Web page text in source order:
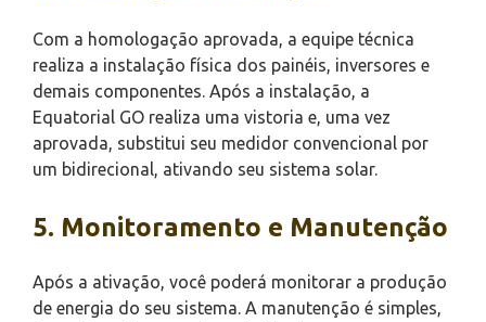
Com a homologação aprovada, a equipe técnica
realiza a instalação física dos painéis, inversores e
demais componentes. Após a instalação, a
Equatorial GO realiza uma vistoria e, uma vez
aprovada, substitui seu medidor convencional por
um bidirecional, ativando seu sistema solar.
5. Monitoramento e Manutenção
Após a ativação, você poderá monitorar a produção
de energia do seu sistema. A manutenção é simples,